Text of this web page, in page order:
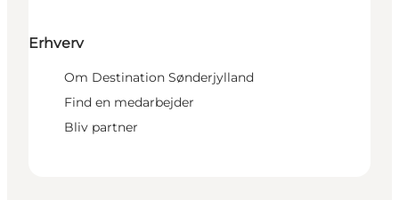
Erhverv
Om Destination Sønderjylland
Find en medarbejder
Bliv partner